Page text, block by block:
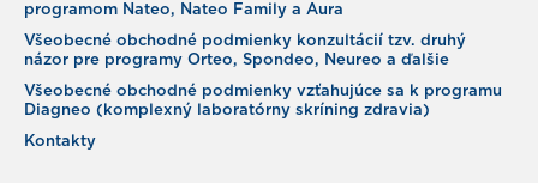
programom Nateo, Nateo Family a Aura
Všeobecné obchodné podmienky konzultácií tzv. druhý
názor pre programy Orteo, Spondeo, Neureo a ďalšie
Všeobecné obchodné podmienky vzťahujúce sa k programu
Diagneo (komplexný laboratórny skríning zdravia)
Kontakty